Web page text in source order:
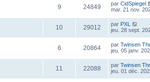
9 24849 par CidSpiegel
mar. 21 nov.
10 29012 par PXL
jeu. 28 sept.
6 20864 par Twinsen
jeu. 05 janv.
11 22088 par Twinsen
jeu. 01 déc.